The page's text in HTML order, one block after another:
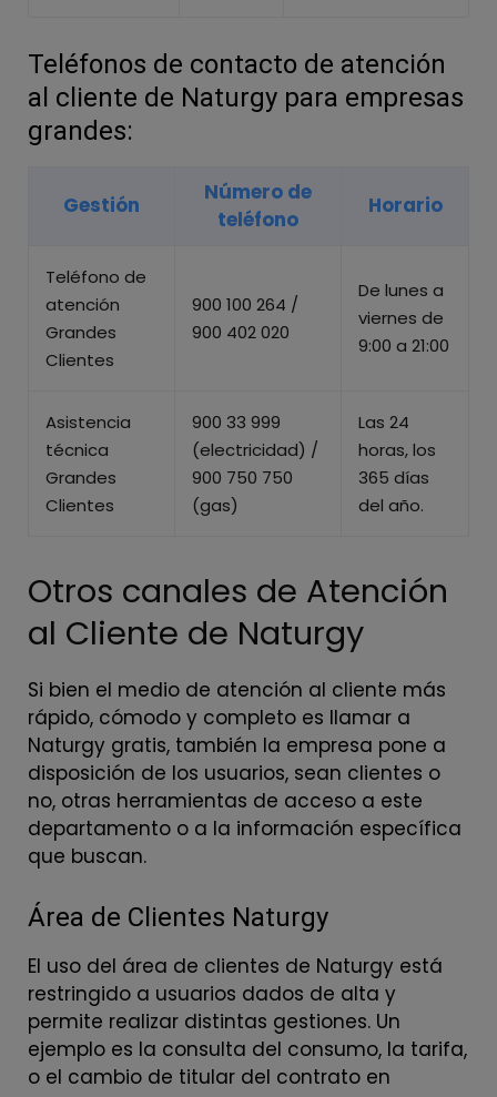
Teléfonos de contacto de atención
al cliente de Naturgy para empresas
grandes:
Gestión
Número de
teléfono
Horario
Teléfono de
atención
Grandes
Clientes
900 100 264 /
900 402 020
De lunes a
viernes de
9:00 a 21:00
Asistencia
técnica
Grandes
Clientes
900 33 999
(electricidad) /
900 750 750
(gas)
Las 24
horas, los
365 días
del año.
Otros canales de Atención
al Cliente de Naturgy
Si bien el medio de atención al cliente más
rápido, cómodo y completo es llamar a
Naturgy gratis, también la empresa pone a
disposición de los usuarios, sean clientes o
no, otras herramientas de acceso a este
departamento o a la información específica
que buscan.
Área de Clientes Naturgy
El uso del área de clientes de Naturgy está
restringido a usuarios dados de alta y
permite realizar distintas gestiones. Un
ejemplo es la consulta del consumo, la tarifa,
o el cambio de titular del contrato en